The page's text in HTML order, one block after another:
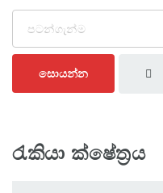
සොයන්න
රැකියා ක්ෂේත්‍රය